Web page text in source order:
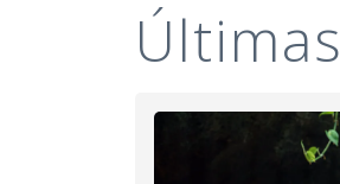
Últimas